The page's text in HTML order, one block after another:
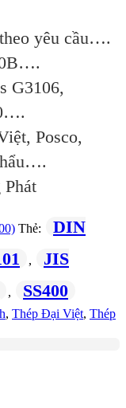
yêu cầu….
G3106,
Posco,
Thẻ:
DIN
,
JIS
, SS400
, Thép Đại Việt, Thép